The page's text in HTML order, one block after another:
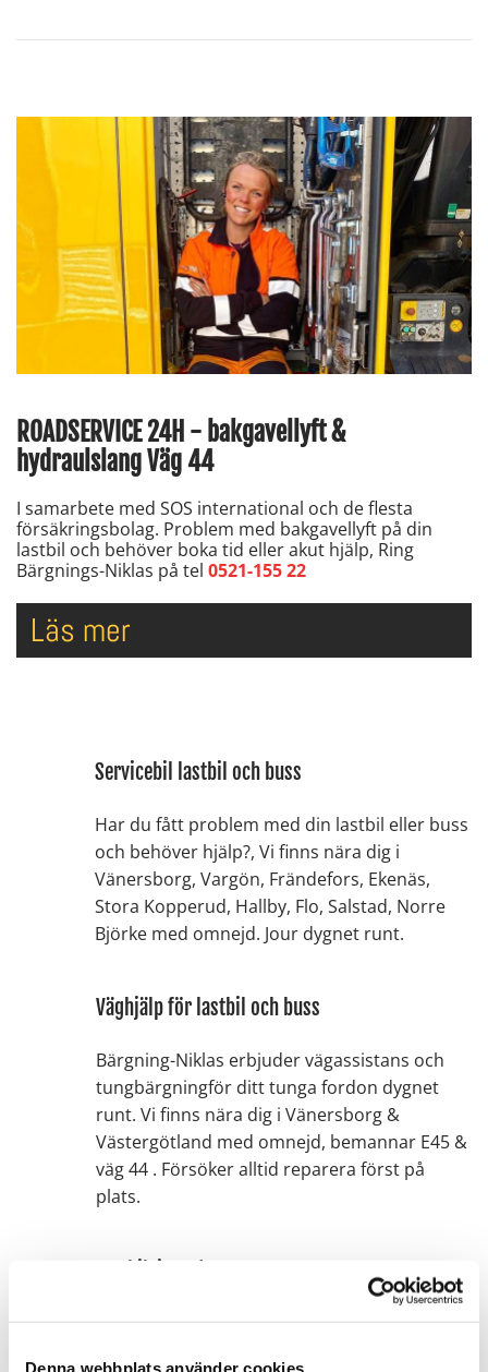
Denna webbplats använder cookies
ROADSERVICE 24H - bakgavellyft &
hydraulslang Väg 44
I samarbete med SOS international och de flesta
försäkringsbolag. Problem med bakgavellyft på din
lastbil och behöver boka tid eller akut hjälp, Ring
Bärgnings-Niklas på tel 0521-155 22
Läs mer
Servicebil lastbil och buss
Har du fått problem med din lastbil eller buss
och behöver hjälp?, Vi finns nära dig i
Vänersborg, Vargön, Frändefors, Ekenäs,
Stora Kopperud, Hallby, Flo, Salstad, Norre
Björke med omnejd. Jour dygnet runt.
Väghjälp för lastbil och buss
Bärgning-Niklas erbjuder vägassistans och
tungbärgningför ditt tunga fordon dygnet
runt. Vi finns nära dig i Vänersborg &
Västergötland med omnejd, bemannar E45 &
väg 44 . Försöker alltid reparera först på
plats.
Vi hjälper tunga trafiken med akuta problem,